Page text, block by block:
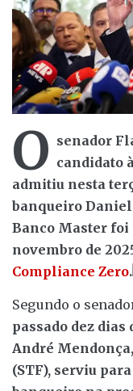
O senador
candidato
admitiu nesta
banqueiro Daniel
Banco Master
novembro de
Compliance Zero.
Segundo o
passado dez
André
(STF), serviu